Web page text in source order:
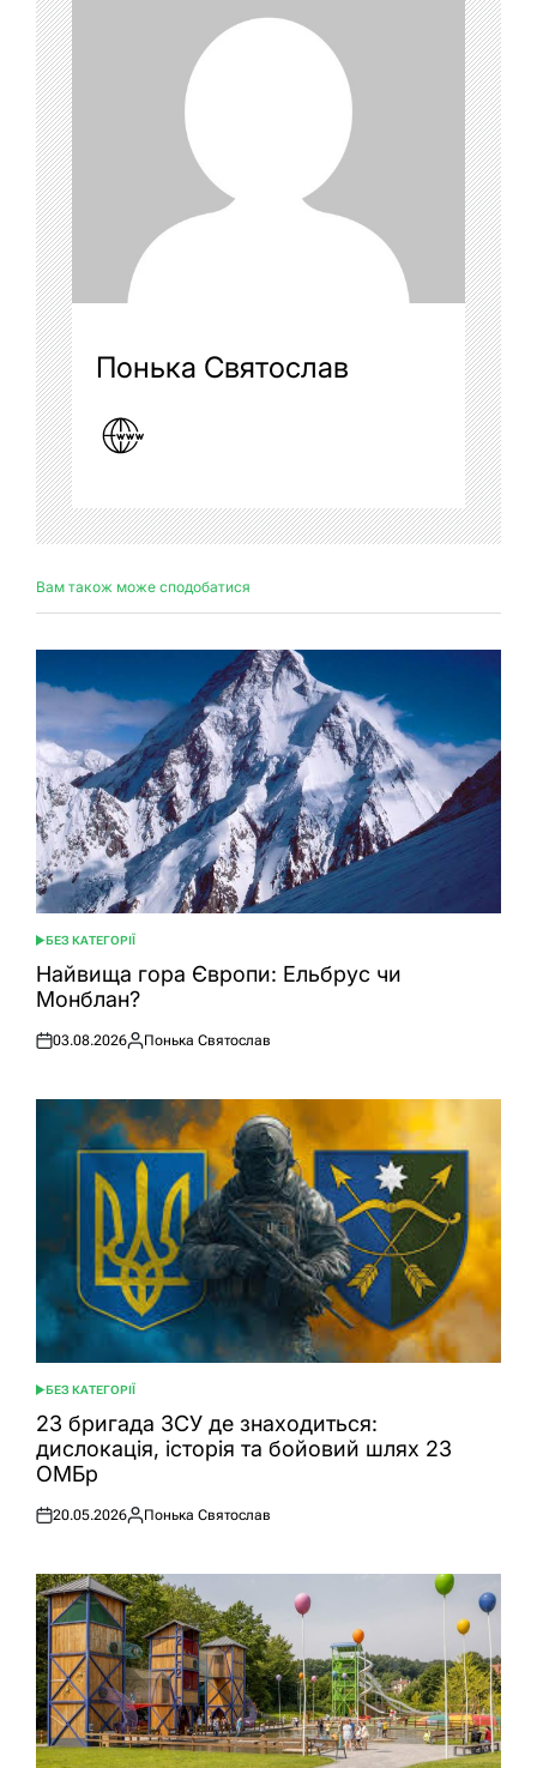
Понька Святослав
Вам також може сподобатися
ОПУБЛІКУВАТИ
У
БЕЗ КАТЕГОРІЇ
Найвища гора Європи: Ельбрус чи
Монблан?
Оприлюднено
03.08.2026
Опубліковано
Понька Святослав
ОПУБЛІКУВАТИ
У
БЕЗ КАТЕГОРІЇ
23 бригада ЗСУ де знаходиться:
дислокація, історія та бойовий шлях 23
ОМБр
Оприлюднено
20.05.2026
Опубліковано
Понька Святослав